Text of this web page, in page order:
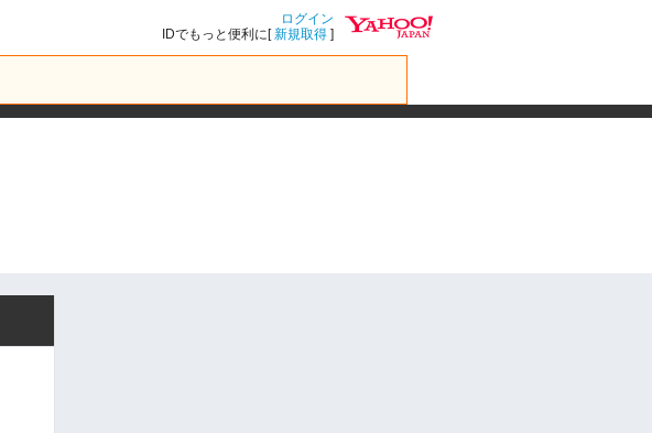
ログイン
IDでもっと便利に[新規取得 ]